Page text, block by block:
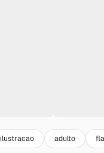
ilustracao adulto